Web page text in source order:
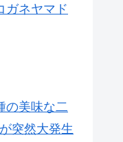
ガネヤマド
の美味な二
突然大発生